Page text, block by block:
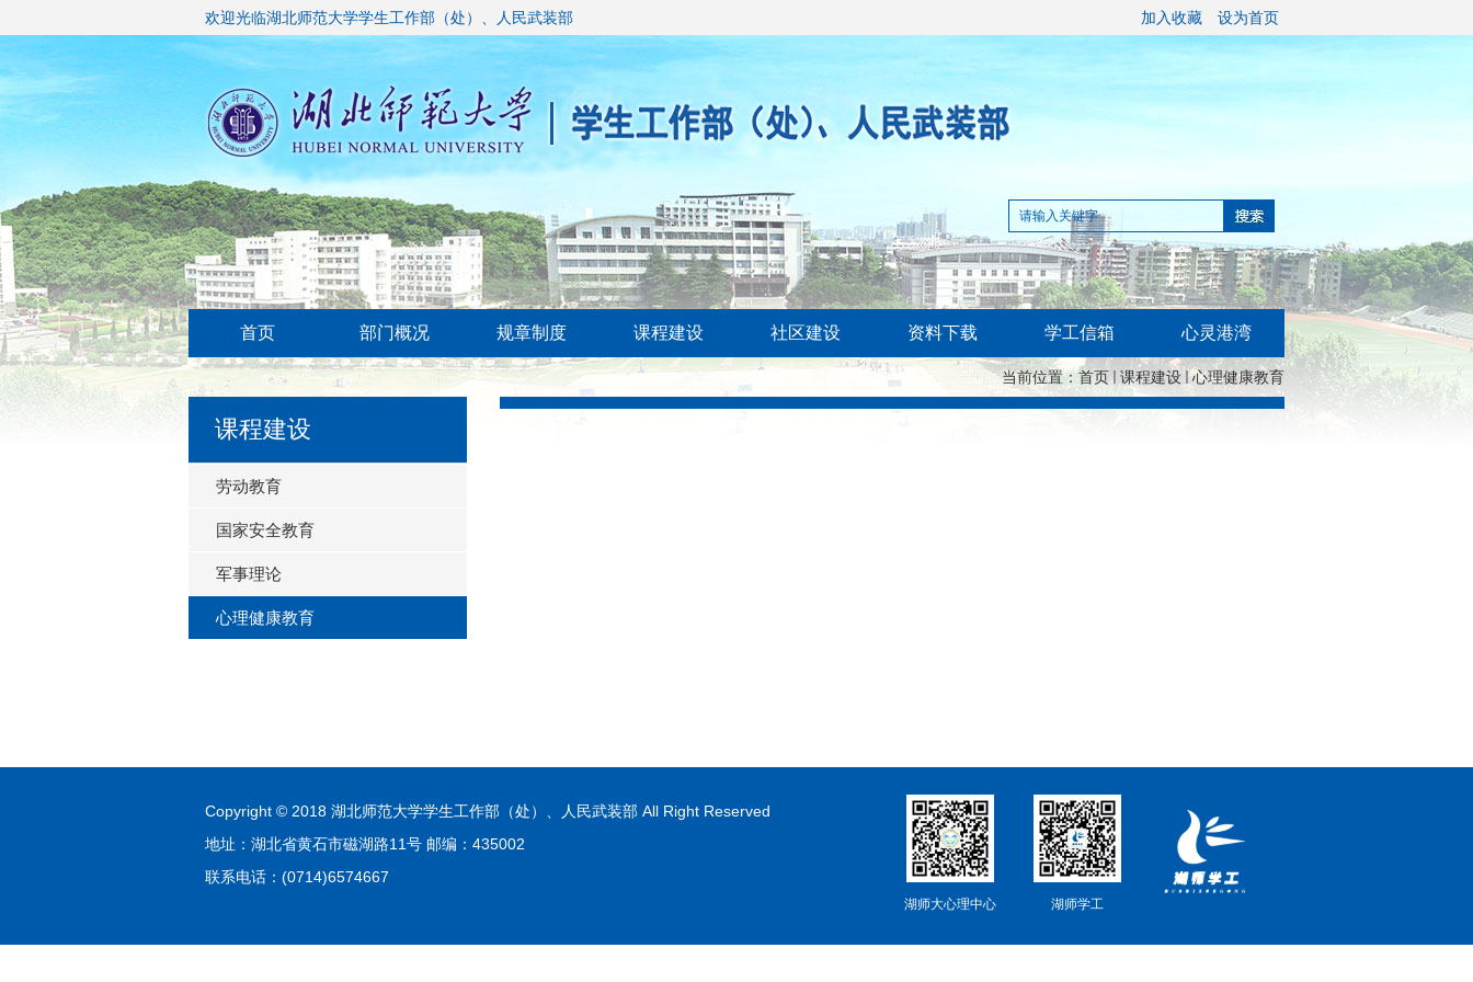
欢迎光临湖北师范大学学生工作部（处）、人民武装部 加入收藏 设为首页
首页 部门概况 规章制度 课程建设 社区建设 资料下载 学工信箱 心灵港湾
当前位置：首页 课程建设 心理健康教育
课程建设
劳动教育
国家安全教育
军事理论
心理健康教育
Copyright © 2018 湖北师范大学学生工作部（处）、人民武装部 All Right Reserved
地址：湖北省黄石市磁湖路11号 邮编：435002
联系电话：(0714)6574667
湖师大心理中心 湖师学工